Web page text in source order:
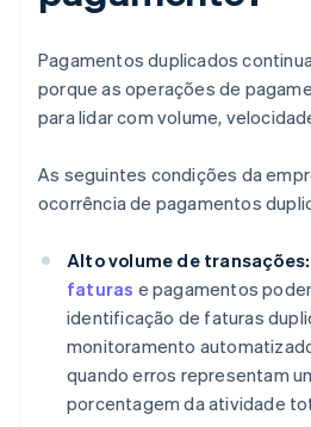
Pagamentos duplicados
porque as operações de
para lidar com volume,
As seguintes condições da
ocorrência de pagamentos
Alto volume de transações:
faturas e pagamentos
identificação de faturas
monitoramento
quando erros representam
porcentagem da atividade